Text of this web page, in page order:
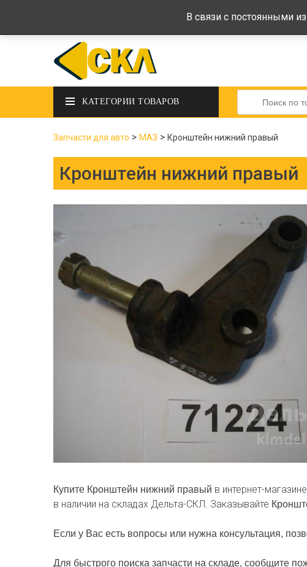
+38 (097) 434-44-33
КАТЕГОРИИ ТОВАРОВ
Искать:
Запчасти для авто > МАЗ > Кронштейн нижний правый
Кронштейн нижний правый
Купите Кронштейн нижний правый в интернет-
в наличии на складах Дельта-СКЛ. Заказывайте
Если у Вас есть вопросы или нужна консультация,
Для быстрого поиска запчасти на складе, сообщите
В связи с постоянными